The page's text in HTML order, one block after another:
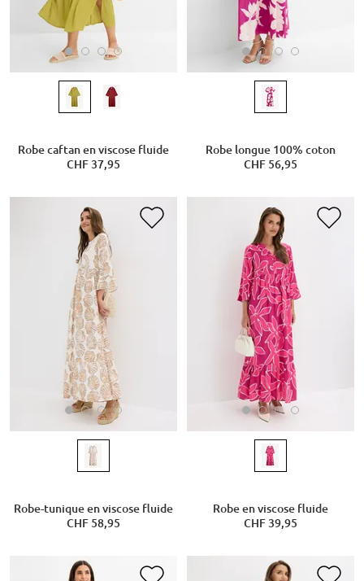
Robe caftan en viscose fluide
CHF 37,95
Robe longue 100% coton
CHF 56,95
Robe-tunique en viscose fluide
CHF 58,95
Robe en viscose fluide
CHF 39,95